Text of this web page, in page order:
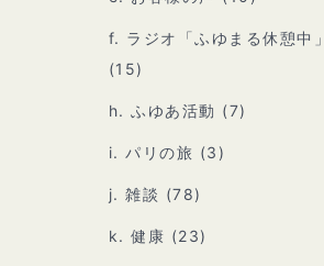
f. ラジオ「ふゆまる休憩中」
(15)
h. ふゆあ活動 (7)
i. パリの旅 (3)
j. 雑談 (78)
k. 健康 (23)